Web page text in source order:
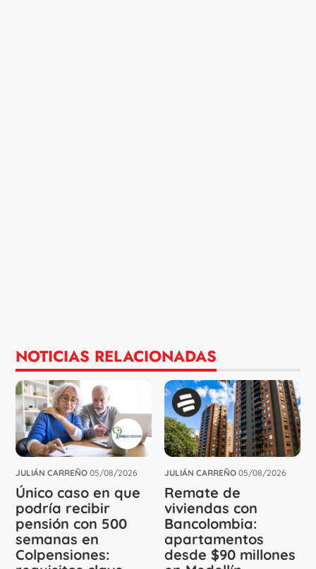
NOTICIAS RELACIONADAS
JULIÁN CARREÑO 05/08/2026
Único caso en que
podría recibir
pensión con 500
semanas en
Colpensiones:
JULIÁN CARREÑO 05/08/2026
Remate de
viviendas con
Bancolombia:
apartamentos
desde $90 millones